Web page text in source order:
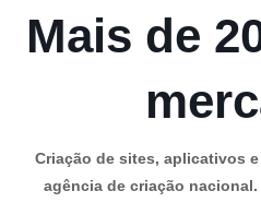
Mais de
Criação de sites, aplicativos
agência de criação